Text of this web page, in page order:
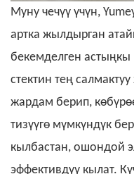
Муну чечүү үчүн,
артка жылдырган
бекемделген астыңкы
стектин тең
жардам берип,
тизүүгө мүмкүндүк
кылбастан, ошондой
эффективдүү кылат.